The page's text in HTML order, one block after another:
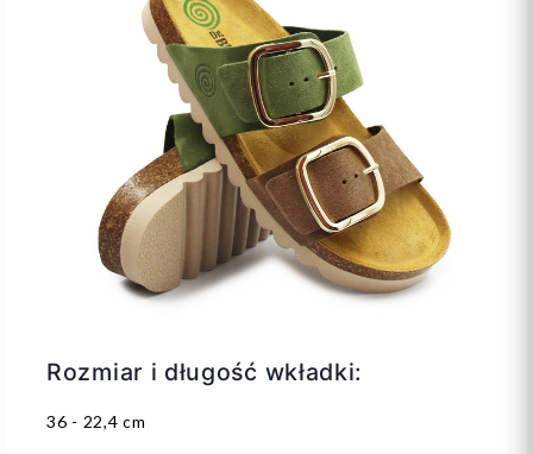
Rozmiar i długość wkładki:
36 - 22,4 cm